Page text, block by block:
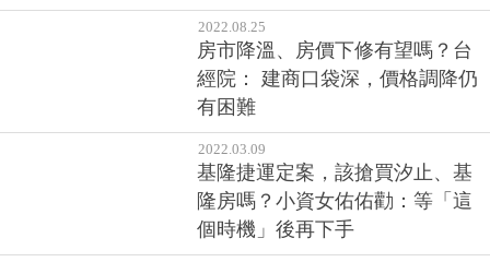
2022.08.25
房市降溫、房價下修有望嗎？台
經院： 建商口袋深，價格調降仍
有困難
2022.03.09
基隆捷運定案，該搶買汐止、基
隆房嗎？小資女佑佑勸：等「這
個時機」後再下手